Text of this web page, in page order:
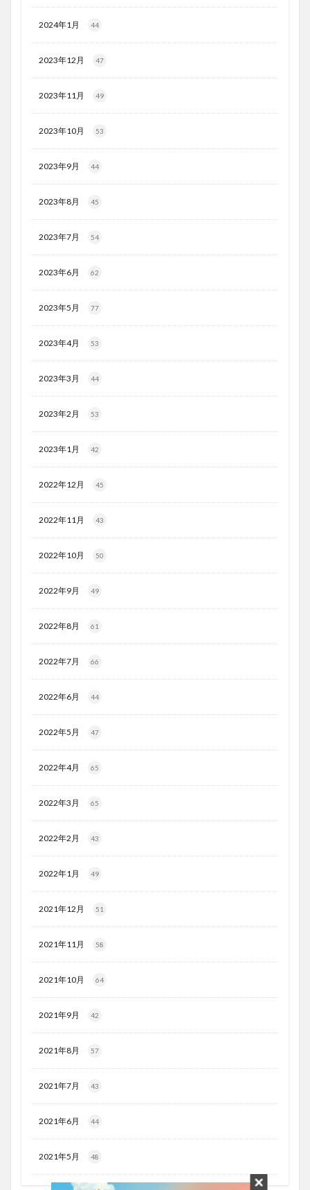
2024年1月 44
2023年12月 47
2023年11月 49
2023年10月 53
2023年9月 44
2023年8月 45
2023年7月 54
2023年6月 62
2023年5月 77
2023年4月 53
2023年3月 44
2023年2月 53
2023年1月 42
2022年12月 45
2022年11月 43
2022年10月 50
2022年9月 49
2022年8月 61
2022年7月 66
2022年6月 44
2022年5月 47
2022年4月 65
2022年3月 65
2022年2月 43
2022年1月 49
2021年12月 51
2021年11月 58
2021年10月 64
2021年9月 42
2021年8月 57
2021年7月 43
2021年6月 44
2021年5月 48